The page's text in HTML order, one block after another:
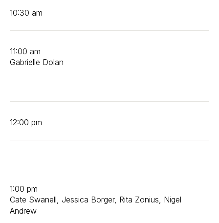
10:30 am
11:00 am
Gabrielle Dolan
12:00 pm
1:00 pm
Cate Swanell, Jessica Borger, Rita Zonius, Nigel
Andrew